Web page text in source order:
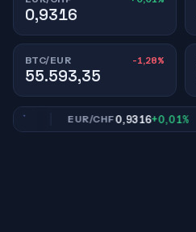
0,9316
BTC/EUR -1,28%
55.593,35
EUR/CHF0,9316+0,01%